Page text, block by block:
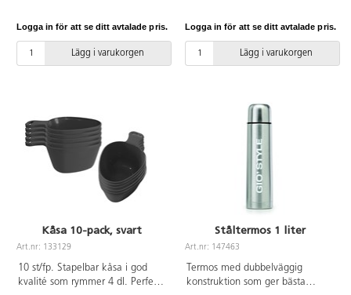
Livsmedelsgodkänd. Vassa
föremål kan orsaka repor i
tallriken, viss mat kan missfärga
Logga in för att se ditt avtalade pris.
Lägg i varukorgen
skrapblecket i ca 45 graders
vinkel mot eldstålet och dra
långsamt blecket ifrån dig
Logga in för att se ditt avtalade pris.
Lägg i varukorgen
Kåsa 10-pack, svart
Art.nr: 133129
10 st/fp. Stapelbar kåsa i god
kvalité som rymmer 4 dl. Perfekt
Ståltermos 1 liter
Art.nr: 147463
Termos med dubbelväggig
konstruktion som ger bästa